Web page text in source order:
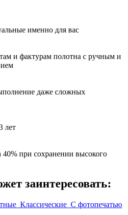
именно для вас
и фактурам полотна с ручным и
даже сложных
лет
при сохранении высокого
заинтересовать:
Классические С фотопечатью